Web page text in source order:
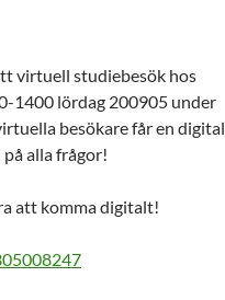
virtuell studiebesök hos
1400 lördag 200905 under
besökare får en digital
alla frågor!
att komma digitalt!